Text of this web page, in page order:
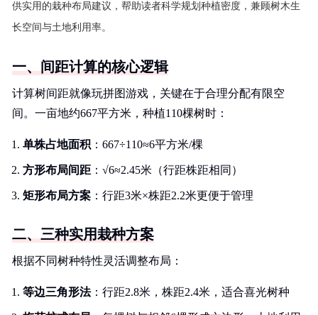
供实用的栽种布局建议，帮助读者科学规划种植密度，兼顾树木生
长空间与土地利用率。
一、间距计算的核心逻辑
计算树间距就像玩拼图游戏，关键在于合理分配有限空
间。一亩地约667平方米，种植110棵树时：
单株占地面积 ：667÷110≈6平方米/棵
方形布局间距 ：√6≈2.45米（行距株距相同）
矩形布局方案 ：行距3米×株距2.2米更便于管理
二、三种实用栽种方案
根据不同树种特性灵活调整布局：
等边三角形法：行距2.8米，株距2.4米，适合喜光树种